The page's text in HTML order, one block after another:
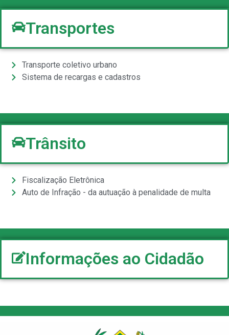
Transportes
Transporte coletivo urbano
Sistema de recargas e cadastros
Trânsito
Fiscalização Eletrônica
Auto de Infração - da autuação à penalidade de multa
Informações ao Cidadão